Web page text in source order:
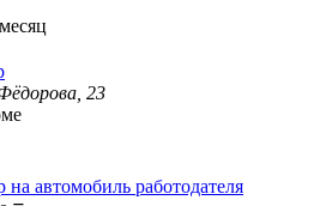
23
на автомобиль работодателя